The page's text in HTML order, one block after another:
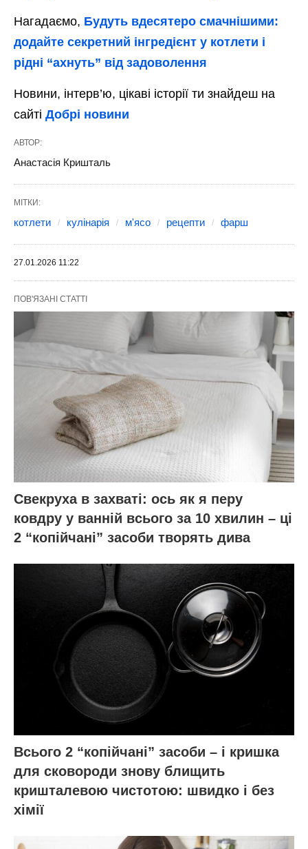
Нагадаємо, Будуть вдесятеро смачнішими:
додайте секретний інгредієнт у котлети і
рідні “ахнуть” від задоволення
Новини, інтерв’ю, цікаві історії ти знайдеш на
сайті Добрі новини
АВТОР:
Анастасія Кришталь
МІТКИ:
котлети кулінарія м'ясо рецепти фарш
27.01.2026 11:22
ПОВ'ЯЗАНІ СТАТТІ
Свекруха в захваті: ось як я перу
ковдру у ванній всього за 10 хвилин – ці
2 “копійчані” засоби творять дива
Всього 2 “копійчані” засоби – і кришка
для сковороди знову блищить
кришталевою чистотою: швидко і без
хімії